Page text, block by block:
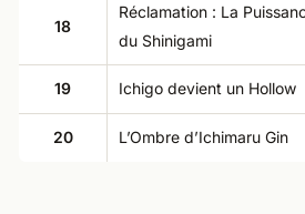
18
Réclamation : La
du Shinigami
19 Ichigo devient un Hollow
20 L’Ombre d’Ichimaru Gin